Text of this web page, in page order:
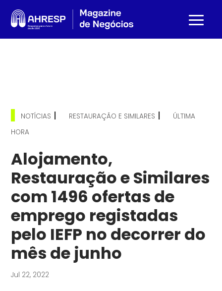
NOTÍCIAS | RESTAURAÇÃO E SIMILARES |
ÚLTIMA
HORA
Alojamento,
Restauração e Similares
com 1496 ofertas de
emprego registadas
pelo IEFP no decorrer do
mês de junho
Jul 22, 2022